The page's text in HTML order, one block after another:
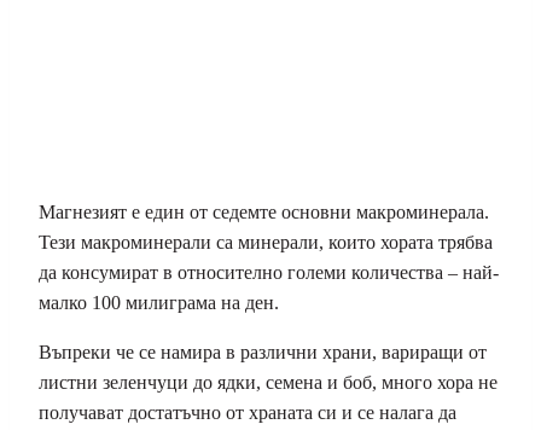
Магнезият е един от седемте основни макроминерала.
Тези макроминерали са минерали, които хората трябва
да консумират в относително големи количества – най-
малко 100 милиграма на ден.
Въпреки че се намира в различни храни, вариращи от
листни зеленчуци до ядки, семена и боб, много хора не
получават достатъчно от храната си и се налага да